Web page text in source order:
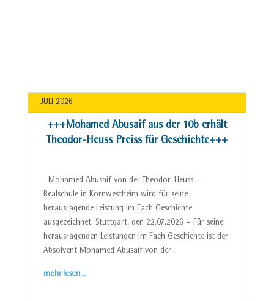
+++Mohamed Abusaif aus der 10b erhält
Theodor-Heuss Preiss für Geschichte+++
JULI 2026
Mohamed Abusaif von der Theodor-Heuss-
Realschule in Kornwestheim wird für seine
herausragende Leistung im Fach Geschichte
ausgezeichnet. Stuttgart, den 22.07.2026 – Für seine
herausragenden Leistungen im Fach Geschichte ist der
Absolvent Mohamed Abusaif von der…
mehr lesen…